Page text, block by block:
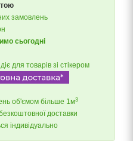
замовлень
сьогодні
для товарів зі стікером
об'ємом більше 1м3
доставки
індивідуально